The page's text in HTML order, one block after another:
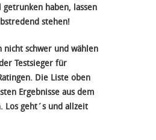
getrunken haben, lassen
stehen!
nicht schwer und wählen
Testsieger für
Die Liste oben
Ergebnisse aus dem
Los geht´s und allzeit